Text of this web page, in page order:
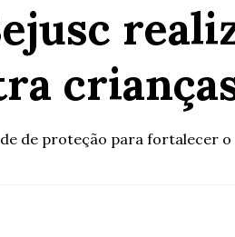
de proteção para fortalecer